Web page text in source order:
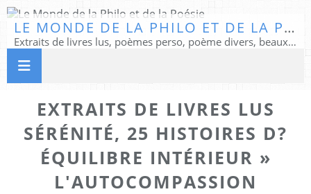
LE MONDE DE LA PHILO ET DE LA POÉSIE
Extraits de livres lus, poèmes perso, poème divers, beaux textes...
EXTRAITS DE LIVRES LUS
SÉRÉNITÉ, 25 HISTOIRES D?
ÉQUILIBRE INTÉRIEUR »
L'AUTOCOMPASSION